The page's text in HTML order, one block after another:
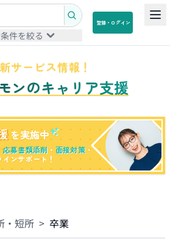
件を絞る
登録・ログイン
サービス情報！
ンのキャリア支援
を実施中
応募書類添削 ・ 面接対策・
ンサポート！
・短所 > 卒業